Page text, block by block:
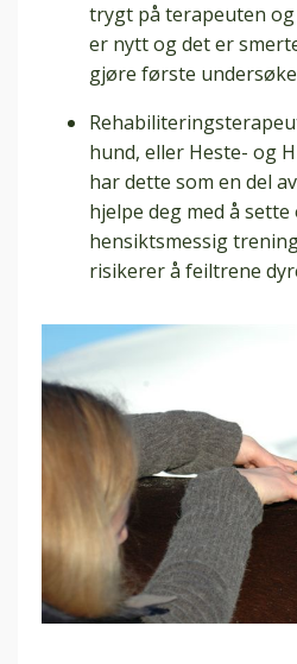
trygt på terapeuten
er nytt og det er
gjøre første
hund, eller Heste- og
har dette som en del
hjelpe deg med å sette
hensiktsmessig
risikerer å feiltrene